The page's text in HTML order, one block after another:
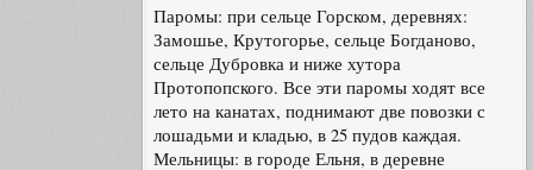
Паромы: при сельце Горском, деревнях:
Замошье, Крутогорье, сельце Богданово,
сельце Дубровка и ниже хутора
Протопопского. Все эти паромы ходят все
лето на канатах, поднимают две повозки с
лошадьми и кладью, в 25 пудов каждая.
Мельницы: в городе Ельня, в деревне